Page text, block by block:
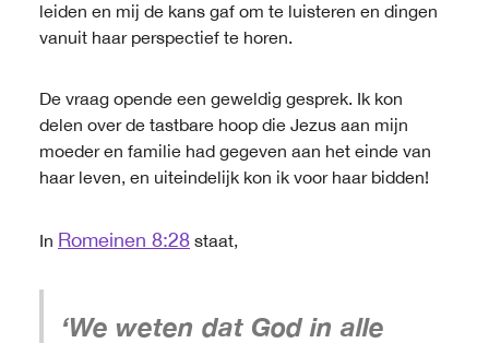
leiden en mij de kans gaf om te luisteren en dingen
vanuit haar perspectief te horen.
De vraag opende een geweldig gesprek. Ik kon
delen over de tastbare hoop die Jezus aan mijn
moeder en familie had gegeven aan het einde van
haar leven, en uiteindelijk kon ik voor haar bidden!
In Romeinen 8:28 staat,
‘We weten dat God in alle